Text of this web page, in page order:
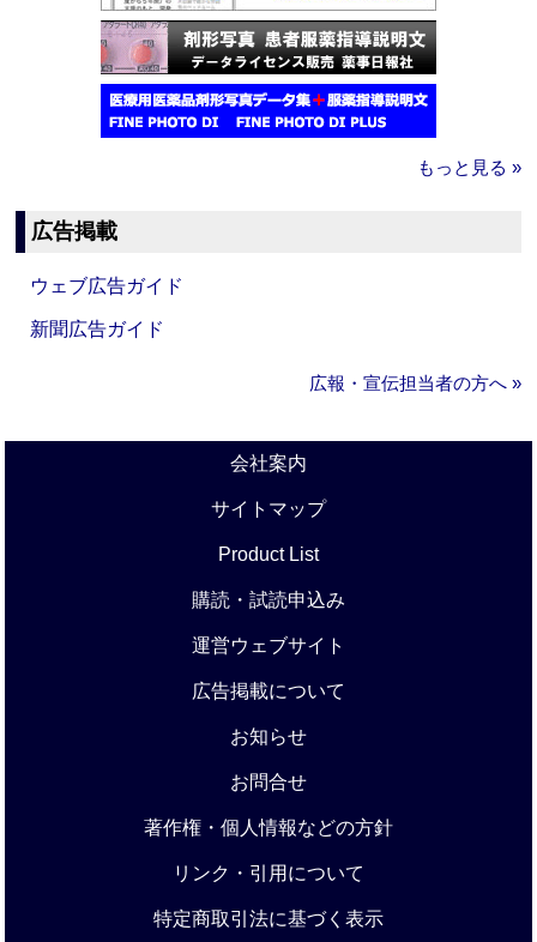
もっと見る »
広告掲載
ウェブ広告ガイド
新聞広告ガイド
広報・宣伝担当者の方へ »
会社案内
サイトマップ
Product List
購読・試読申込み
運営ウェブサイト
広告掲載について
お知らせ
お問合せ
著作権・個人情報などの方針
リンク・引用について
特定商取引法に基づく表示